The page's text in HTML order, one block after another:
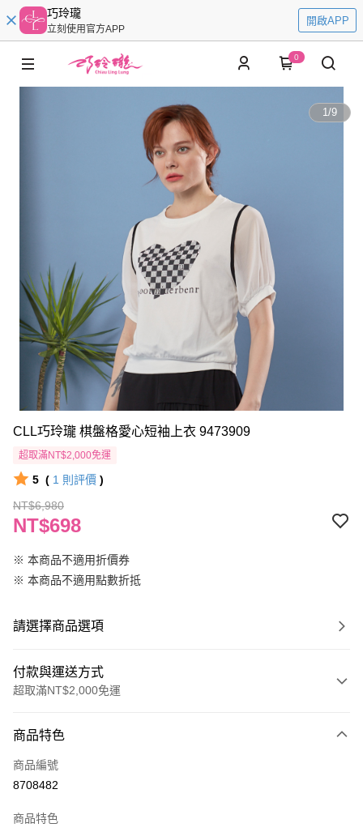
巧玲瓏
立刻使用官方APP
開啟APP
0
1/9
CLL巧玲瓏 棋盤格愛心短袖上衣 9473909
超取滿NT$2,000免運
5 ( 1 則評價 )
NT$6,980
NT$698
※ 本商品不適用折價券
※ 本商品不適用點數折抵
請選擇商品選項
付款與運送方式
超取滿NT$2,000免運
信用卡一次付款
信用卡分期付款
合作金庫商業銀行
商品特色
商品編號
8708482
商品特色